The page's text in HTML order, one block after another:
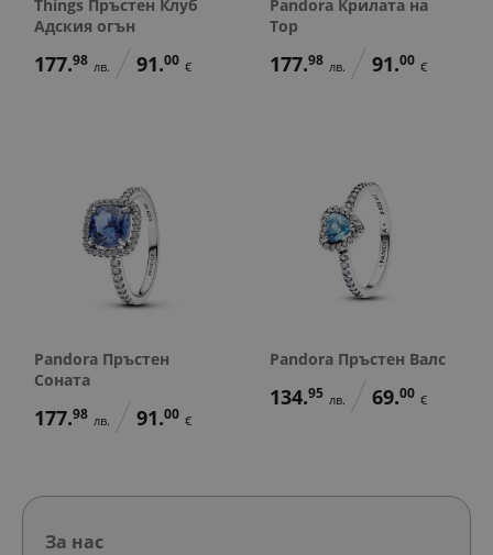
Things Пръстен Клуб
Адския огън
177.98 лв. 91.00 €
Pandora Крилата на
Тор
177.98 лв. 91.00 €
Pandora Пръстен
Соната
177.98 лв. 91.00 €
Pandora Пръстен Валс
134.95 лв. 69.00 €
За нас